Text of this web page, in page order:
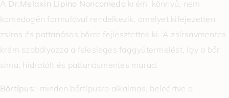
A Dr.Melaxin Lipino Noncomedo krém könnyű, nem
komedogén formulával rendelkezik, amelyet kifejezetten
zsíros és pattanásos bőrre fejlesztettek ki. A zsírsavmentes
krém szabályozza a felesleges faggyútermelést, így a bőr
sima, hidratált és pattanásmentes marad.
Bőrtípus: minden bőrtípusra alkalmas, beleértve a